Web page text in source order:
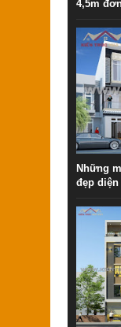
4,5m
Những
đẹp